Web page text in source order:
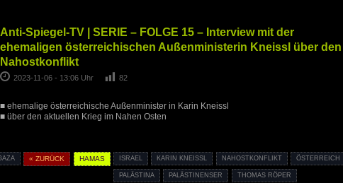
Anti-Spiegel-TV | SERIE – FOLGE 15 – Interview mit der
ehemaligen österreichischen Außenministerin Kneissl über den
Nahostkonflikt
2023-11-06 - 13:06 Uhr 82
■ ehemalige österreichische Außenminister in Karin Kneissl
■ über den aktuellen Krieg im Nahen Osten
« ZURÜCK HAMAS ISRAEL KARIN KNEISSL NAHOSTKONFLIKT ÖSTERREICH
PALÄSTINA PALÄSTINENSER THOMAS RÖPER